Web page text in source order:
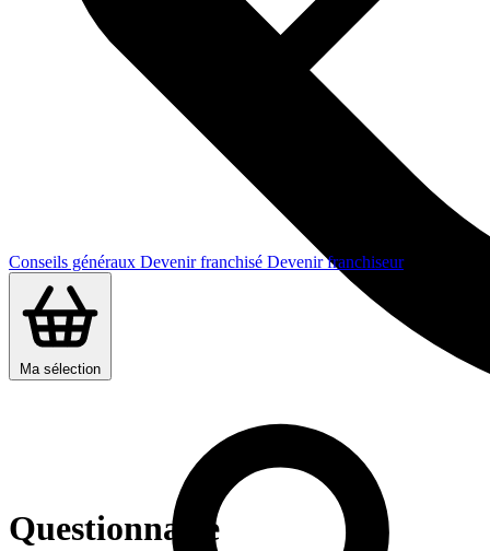
Conseils généraux Devenir franchisé Devenir franchiseur
Ma sélection
Questionnaire